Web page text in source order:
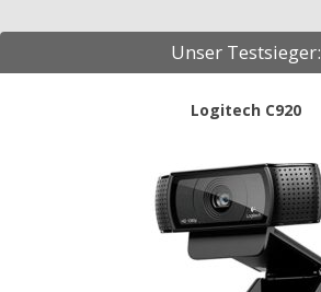
Unser Testsieger:
Logitech C920